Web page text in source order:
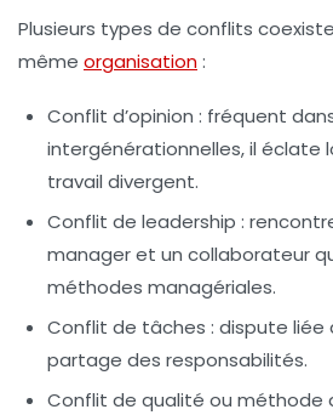
Plusieurs types de conflits
même organisation:
Conflit d’opinion : fréquent
intergénérationnelles, il éclate
travail divergent.
Conflit de leadership :
manager et un collaborateur
méthodes managériales.
Conflit de tâches : dispute
partage des responsabilités.
Conflit de qualité ou méthode